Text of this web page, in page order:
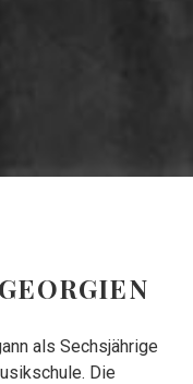
als Sechsjährige
Die